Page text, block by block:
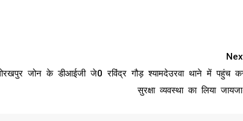
जोन के डीआईजी जे0 रविंद्र गौड़ श्यामदेउरवा थाने में पहुंच
सुरक्षा व्यवस्था का लिया